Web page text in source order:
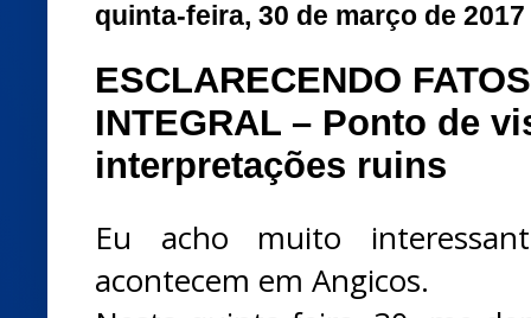
quinta-feira, 30 de março de 2017
ESCLARECENDO
INTEGRAL – Ponto de
interpretações ruins
Eu acho muito
acontecem em Angicos.